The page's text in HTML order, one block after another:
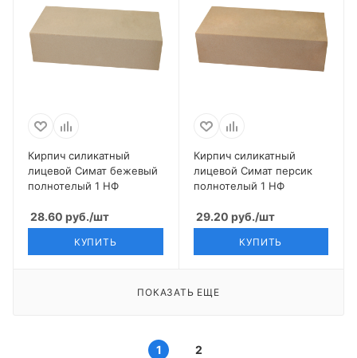
Кирпич силикатный
лицевой Симат бежевый
полнотелый 1 НФ
28.60 руб./шт
КУПИТЬ
Кирпич силикатный
лицевой Симат персик
полнотелый 1 НФ
29.20 руб./шт
КУПИТЬ
ПОКАЗАТЬ ЕЩЕ
1 2